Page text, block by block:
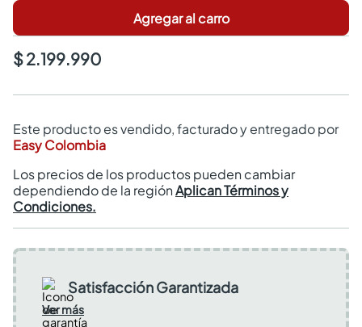
Agregar al carro
$ 2.199.990
Este producto es vendido, facturado y entregado por
Easy Colombia
Los precios de los productos pueden cambiar
dependiendo de la regiónAplican Términos y
Condiciones.
Satisfacción Garantizada
Ver más